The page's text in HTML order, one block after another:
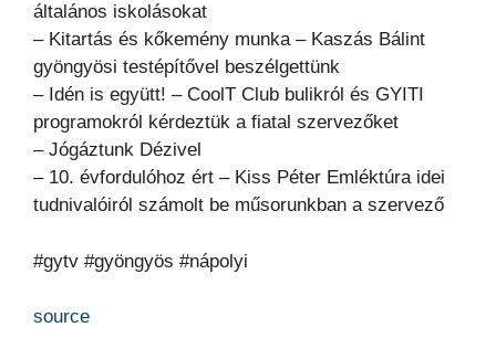
általános iskolásokat
– Kitartás és kőkemény munka – Kaszás Bálint
gyöngyösi testépítővel beszélgettünk
– Idén is együtt! – CoolT Club bulikról és GYITI
programokról kérdeztük a fiatal szervezőket
– Jógáztunk Dézivel
– 10. évfordulóhoz ért – Kiss Péter Emléktúra idei
tudnivalóiról számolt be műsorunkban a szervező
#gytv #gyöngyös #nápolyi
source